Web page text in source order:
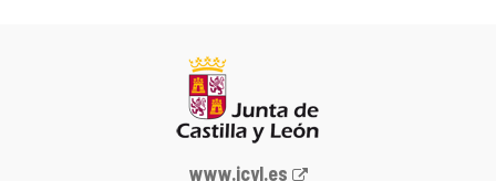
Portal
www.jcyl.es